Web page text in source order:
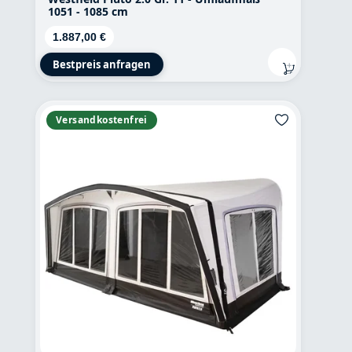
1051 - 1085 cm
Regulärer Preis:
1.887,00 €
Bestpreis anfragen
Versandkostenfrei